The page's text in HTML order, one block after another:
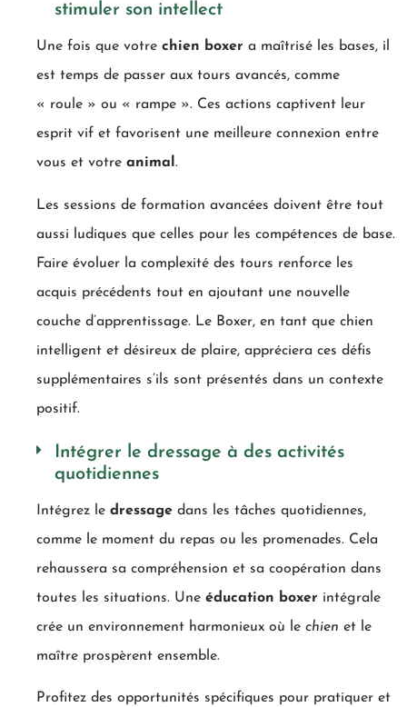
stimuler son intellect
Une fois que votre chien boxer a maîtrisé les bases, il
est temps de passer aux tours avancés, comme
« roule » ou « rampe ». Ces actions captivent leur
esprit vif et favorisent une meilleure connexion entre
vous et votre animal.
Les sessions de formation avancées doivent être tout
aussi ludiques que celles pour les compétences de base.
Faire évoluer la complexité des tours renforce les
acquis précédents tout en ajoutant une nouvelle
couche d’apprentissage. Le Boxer, en tant que chien
intelligent et désireux de plaire, appréciera ces défis
supplémentaires s’ils sont présentés dans un contexte
positif.
Intégrer le dressage à des activités
quotidiennes
Intégrez le dressage dans les tâches quotidiennes,
comme le moment du repas ou les promenades. Cela
rehaussera sa compréhension et sa coopération dans
toutes les situations. Une éducation boxer intégrale
crée un environnement harmonieux où le chien et le
maître prospèrent ensemble.
Profitez des opportunités spécifiques pour pratiquer et